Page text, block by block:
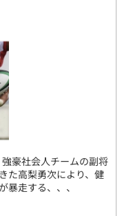
豪社会人チームの副将
た高梨勇次により、健
暴走する、、、